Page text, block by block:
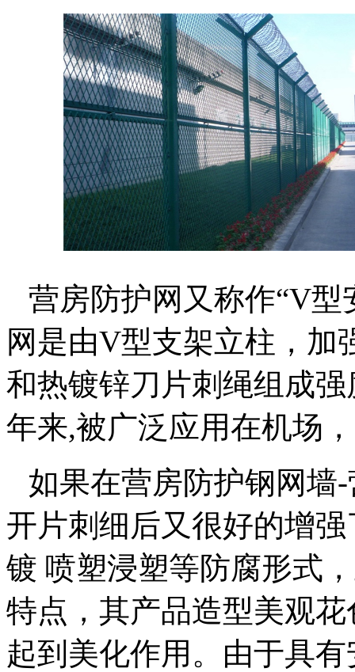
营房防护网又称作“V型
网是由V型支架立柱，加
和热镀锌刀片刺绳组成
年来,被广泛应用在机场
如果在营房防护钢网墙-
开片刺细后又很好的增
镀 喷塑浸塑等防腐形式
特点，其产品造型美观
起到美化作用。由于具